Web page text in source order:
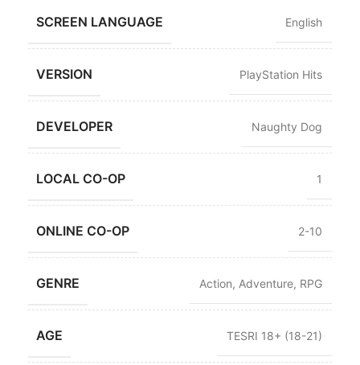
SCREEN LANGUAGE English
VERSION PlayStation Hits
DEVELOPER Naughty Dog
LOCAL CO-OP 1
ONLINE CO-OP 2-10
GENRE Action, Adventure, RPG
AGE TESRI 18+ (18-21)